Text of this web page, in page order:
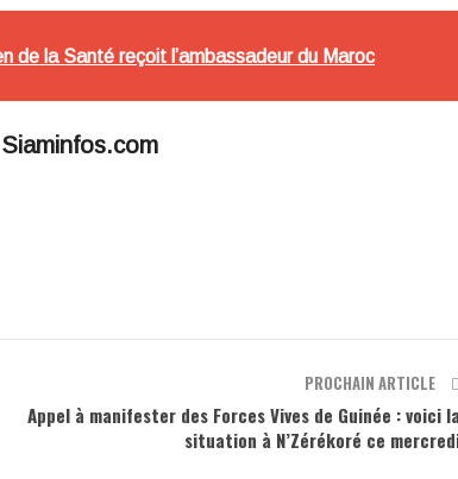
de la Santé reçoit l’ambassadeur du Maroc
PROCHAIN ARTICLE
Appel à manifester des Forces Vives de Guinée : voici
situation à N’Zérékoré ce